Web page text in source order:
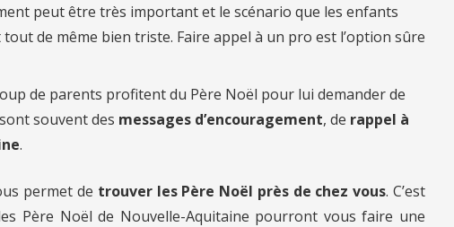
peut être très important et le scénario que les enfants
de même bien triste. Faire appel à un pro est l’option sûre
de parents profitent du Père Noël pour lui demander de
souvent des messages d’encouragement, de rappel à
.
permet de trouver les Père Noël près de chez vous. C’est
Père Noël de Nouvelle-Aquitaine pourront vous faire une